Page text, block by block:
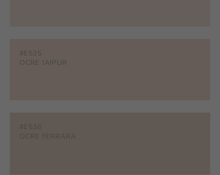
#E535
OCRE JAIPUR
#E536
OCRE FERRARA